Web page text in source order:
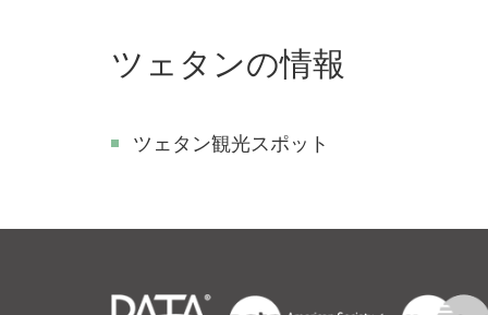
ツェタンの情報
ツェタン観光スポット